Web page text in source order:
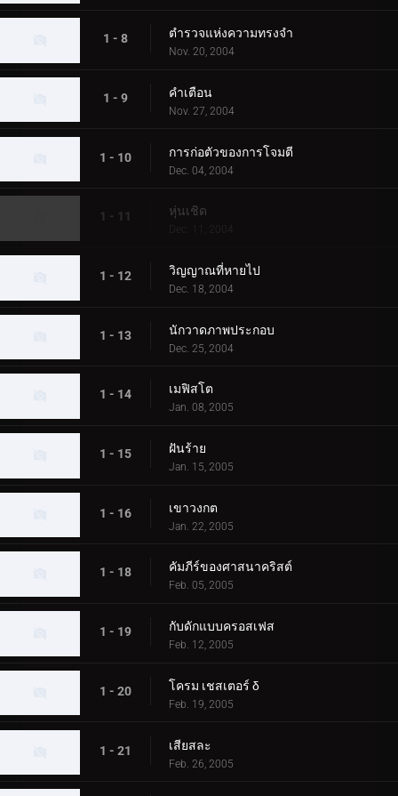
1 - 8 ตำรวจแห่งความทรงจำ
Nov. 20, 2004
1 - 9 คำเตือน
Nov. 27, 2004
1 - 10 การก่อตัวของการโจมตี
Dec. 04, 2004
1 - 11 หุ่นเชิด
1 - 12 วิญญาณที่หายไป
Dec. 18, 2004
1 - 13 นักวาดภาพประกอบ
Dec. 25, 2004
1 - 14 เมฟิสโต
Jan. 08, 2005
1 - 15 ฝันร้าย
Jan. 15, 2005
1 - 16 เขาวงกต
Jan. 22, 2005
1 - 18 คัมภีร์ของศาสนาคริสต์
Feb. 05, 2005
1 - 19 กับดักแบบครอสเฟส
Feb. 12, 2005
1 - 20 โครม เชสเตอร์ δ
Feb. 19, 2005
1 - 21 เสียสละ
Feb. 26, 2005